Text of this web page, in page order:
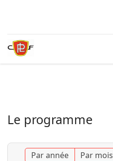
Le programme
Par année Par mois